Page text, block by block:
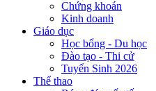
Chứng khoán
Kinh doanh
Giáo dục
Học bổng - Du học
Đào tạo - Thi cử
Tuyển Sinh 2026
Thể thao